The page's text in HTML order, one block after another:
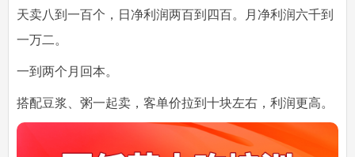
天卖八到一百个，日净利润两百到四百。月净利润六千到
一万二。
一到两个月回本。
搭配豆浆、粥一起卖，客单价拉到十块左右，利润更高。